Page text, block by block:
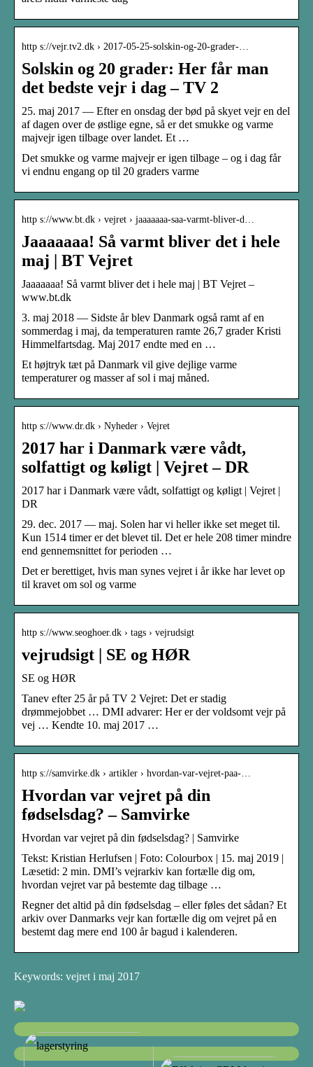
http s://vejr.tv2.dk › 2017-05-25-solskin-og-20-grader-…
Solskin og 20 grader: Her får man
det bedste vejr i dag – TV 2
25. maj 2017 — Efter en onsdag der bød på skyet vejr en del
af dagen over de østlige egne, så er det smukke og varme
majvejr igen tilbage over landet. Et …
Det smukke og varme majvejr er igen tilbage – og i dag får
vi endnu engang op til 20 graders varme
http s://www.bt.dk › vejret › jaaaaaaa-saa-varmt-bliver-d…
Jaaaaaaa! Så varmt bliver det i hele
maj | BT Vejret
Jaaaaaaa! Så varmt bliver det i hele maj | BT Vejret –
www.bt.dk
3. maj 2018 — Sidste år blev Danmark også ramt af en
sommerdag i maj, da temperaturen ramte 26,7 grader Kristi
Himmelfartsdag. Maj 2017 endte med en …
Et højtryk tæt på Danmark vil give dejlige varme
temperaturer og masser af sol i maj måned.
http s://www.dr.dk › Nyheder › Vejret
2017 har i Danmark være vådt,
solfattigt og køligt | Vejret – DR
2017 har i Danmark være vådt, solfattigt og køligt | Vejret |
DR
29. dec. 2017 — maj. Solen har vi heller ikke set meget til.
Kun 1514 timer er det blevet til. Det er hele 208 timer mindre
end gennemsnittet for perioden …
Det er berettiget, hvis man synes vejret i år ikke har levet op
til kravet om sol og varme
http s://www.seoghoer.dk › tags › vejrudsigt
vejrudsigt | SE og HØR
SE og HØR
Tanev efter 25 år på TV 2 Vejret: Det er stadig
drømmejobbet … DMI advarer: Her er der voldsomt vejr på
vej … Kendte 10. maj 2017 …
http s://samvirke.dk › artikler › hvordan-var-vejret-paa-…
Hvordan var vejret på din
fødselsdag? – Samvirke
Hvordan var vejret på din fødselsdag? | Samvirke
Tekst: Kristian Herlufsen | Foto: Colourbox | 15. maj 2019 |
Læsetid: 2 min. DMI’s vejrarkiv kan fortælle dig om,
hvordan vejret var på bestemte dag tilbage …
Regner det altid på din fødselsdag – eller føles det sådan? Et
arkiv over Danmarks vejr kan fortælle dig om vejret på en
bestemt dag mere end 100 år bagud i kalenderen.
Keywords: vejret i maj 2017